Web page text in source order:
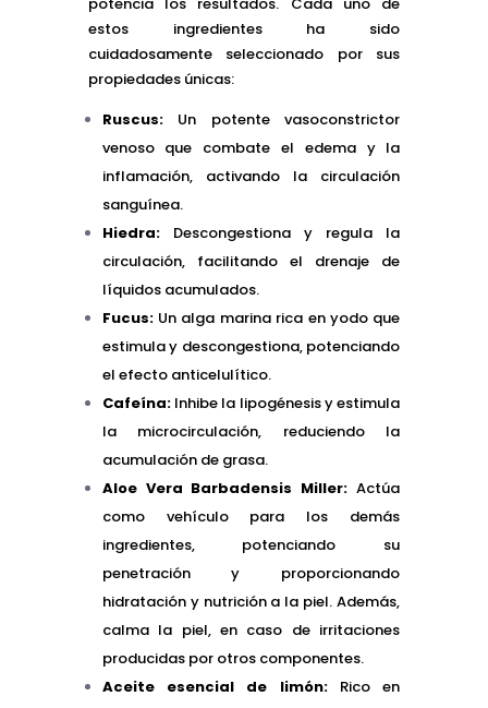
estos ingredientes ha sido
cuidadosamente seleccionado por sus
propiedades únicas:
Ruscus:Un potente vasoconstrictor
venoso que combate el edema y la
inflamación, activando la circulación
sanguínea.
Hiedra:Descongestiona y regula la
circulación, facilitando el drenaje de
líquidos acumulados.
Fucus:Un alga marina rica en yodo que
estimula y descongestiona, potenciando
el efecto anticelulítico.
Cafeína:Inhibe la lipogénesis y estimula
la microcirculación, reduciendo la
acumulación de grasa.
Aloe Vera Barbadensis Miller: Actúa
como vehículo para los demás
ingredientes, potenciando su
penetración y proporcionando
hidratación y nutrición a la piel. Además,
calma la piel, en caso de irritaciones
producidas por otros componentes.
Aceite esencial de limón:Rico en